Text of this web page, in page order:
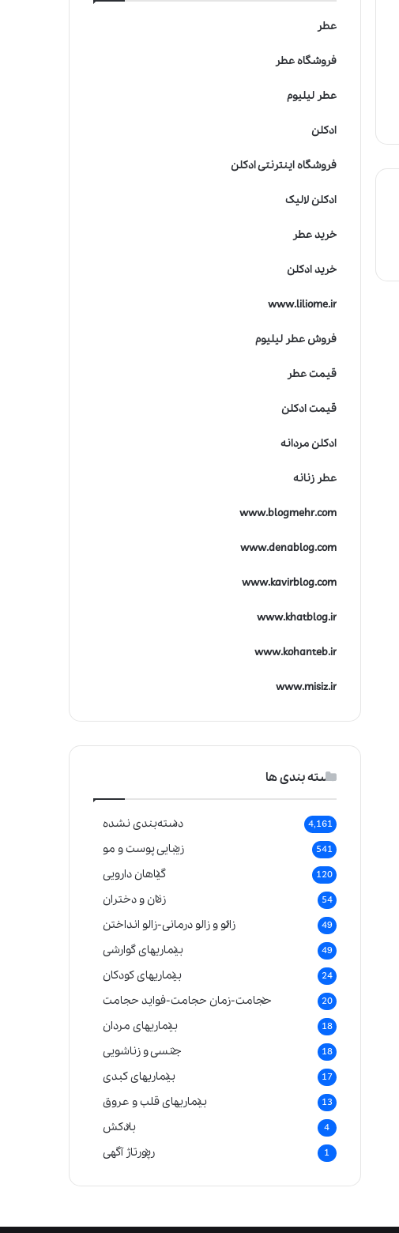
عطر
فروشگاه عطر
عطر لیلیوم
ادکلن
فروشگاه اینترنتی ادکلن
ادکلن لالیک
خرید عطر
خرید ادکلن
www.liliome.ir
فروش عطر لیلیوم
قیمت عطر
قیمت ادکلن
ادکلن مردانه
عطر زنانه
www.blogmehr.com
www.denablog.com
www.kavirblog.com
www.khatblog.ir
www.kohanteb.ir
www.misiz.ir
دسته بندی ها
دسته‌بندی نشده 4,161
زیبایی پوست و مو 541
گیاهان دارویی 120
زنان و دختران 54
زالو و زالو درمانی-زالو انداختن 49
بیماریهای گوارشی 49
بیماریهای کودکان 24
حجامت-زمان حجامت-فواید حجامت 20
بیماریهای مردان 18
جنسی و زناشویی 18
بیماریهای کبدی 17
بیماریهای قلب و عروق 13
بادکش 4
رپورتاژ آگهی 1